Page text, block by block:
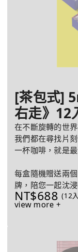
[茶包式]
右走》12
在不斷旋轉的世界
我們都在尋找片
一杯咖啡，就是
每盒隨機贈送兩
牌，陪您一起沈
NT$688 (12
view more +